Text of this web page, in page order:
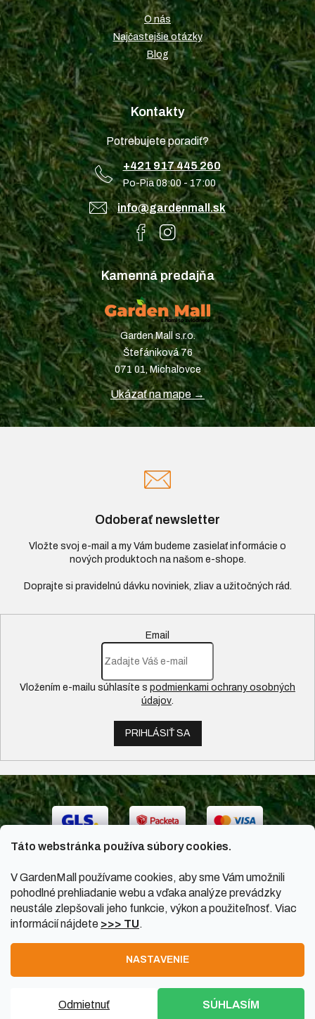
Táto webstránka používa súbory cookies.
V GardenMall používame cookies, aby sme Vám umožnili
pohodlné prehliadanie webu a vďaka analýze prevádzky
neustále zlepšovali jeho funkcie, výkon a použiteľnosť. Viac
informácií nájdete >>> TU.
NASTAVENIE
Odmietnuť SÚHLASÍM
O nás
Najčastejšie otázky
Blog
Kontakty
Potrebujete poradiť?
+421 917 445 260
Po-Pia 08:00 - 17:00
info@gardenmall.sk
Kamenná predajňa
Garden Mall s.r.o.
Štefániková 76
071 01, Michalovce
Ukázať na mape →
Odoberať newsletter
Vložte svoj e-mail a my Vám budeme zasielať informácie o
nových produktoch na našom e-shope.
Email
Vložením e-mailu súhlasíte s podmienkami ochrany osobných
údajov.
PRIHLÁSIŤ SA
GardenMall.sk
Upraviť nastavenie cookies